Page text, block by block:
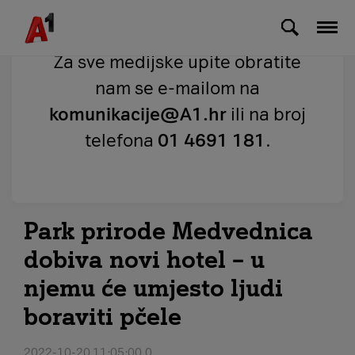
Skip to Main Content
Za sve medijske upite obratite
nam se e-mailom na
komunikacije@A1.hr ili na broj
telefona 01 4691 181 .
Park prirode Medvednica
dobiva novi hotel – u
njemu će umjesto ljudi
boraviti pčele